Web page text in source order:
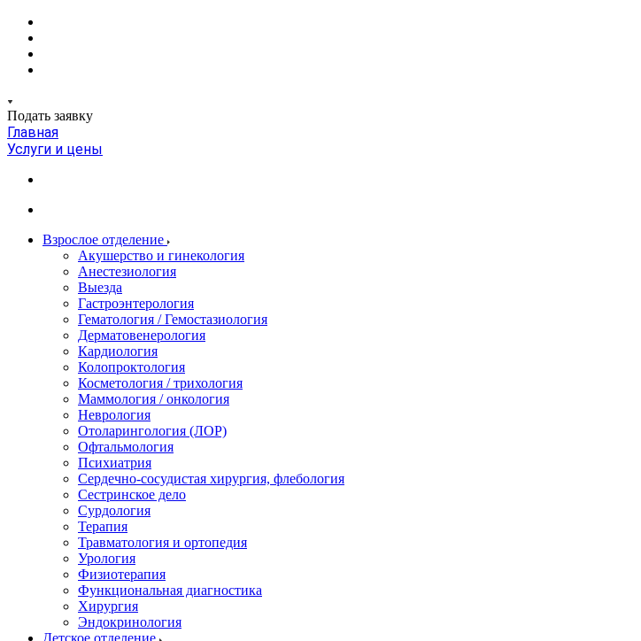
Подать заявку
Главная
Услуги и цены
Взрослое отделение
Акушерство и гинекология
Анестезиология
Выезда
Гастроэнтерология
Гематология / Гемостазиология
Дерматовенерология
Кардиология
Колопроктология
Косметология / трихология
Маммология / онкология
Неврология
Отоларингология (ЛОР)
Офтальмология
Психиатрия
Сердечно-сосудистая хирургия, флебология
Сестринское дело
Сурдология
Терапия
Травматология и ортопедия
Урология
Физиотерапия
Функциональная диагностика
Хирургия
Эндокринология
Детское отделение